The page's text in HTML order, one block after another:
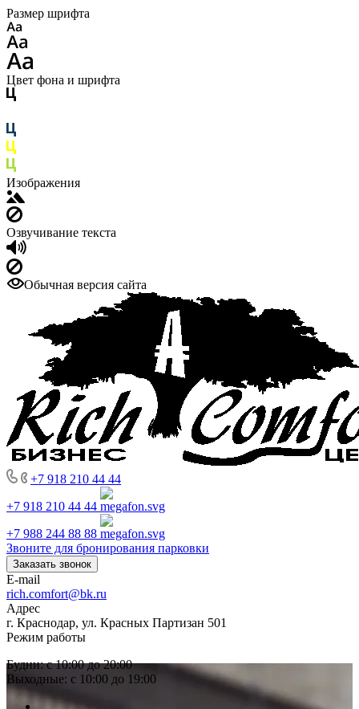
Размер шрифта
Цвет фона и шрифта
Изображения
Озвучивание текста
Обычная версия сайта
+7 918 210 44 44
+7 918 210 44 44
+7 988 244 88 88
Звоните для бронирования парковки
Заказать звонок
E-mail
rich.comfort@bk.ru
Адрес
г. Краснодар, ул. Красных Партизан 501
Режим работы
Будни: с 10:00 до 20:00
Выходные: с 10:00 до 19:00